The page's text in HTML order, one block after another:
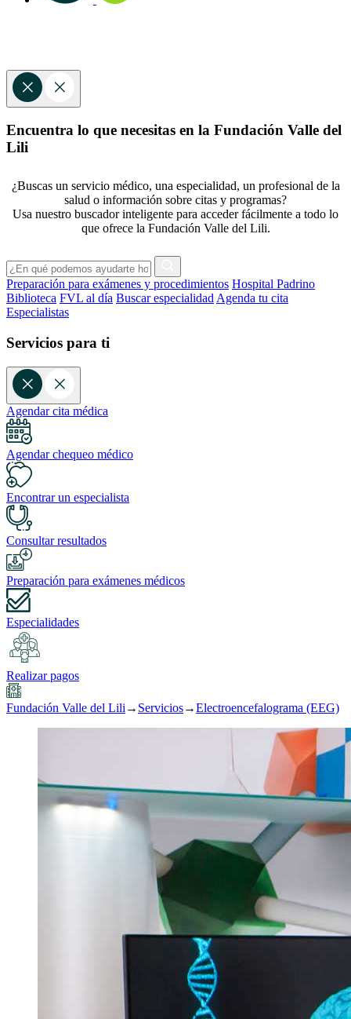
Encuentra lo que necesitas en la Fundación Valle del
Lili
¿Buscas un servicio médico, una especialidad, un profesional de la
salud o información sobre citas y programas?
Usa nuestro buscador inteligente para acceder fácilmente a todo lo
que ofrece la Fundación Valle del Lili.
Preparación para exámenes y procedimientos Hospital Padrino
Biblioteca FVL al día Buscar especialidad Agenda tu cita
Especialistas
Servicios para ti
Agendar cita médica
Agendar chequeo médico
Encontrar un especialista
Consultar resultados
Preparación para exámenes médicos
Especialidades
Realizar pagos
Fundación Valle del Lili → Servicios→Electroencefalograma (EEG)